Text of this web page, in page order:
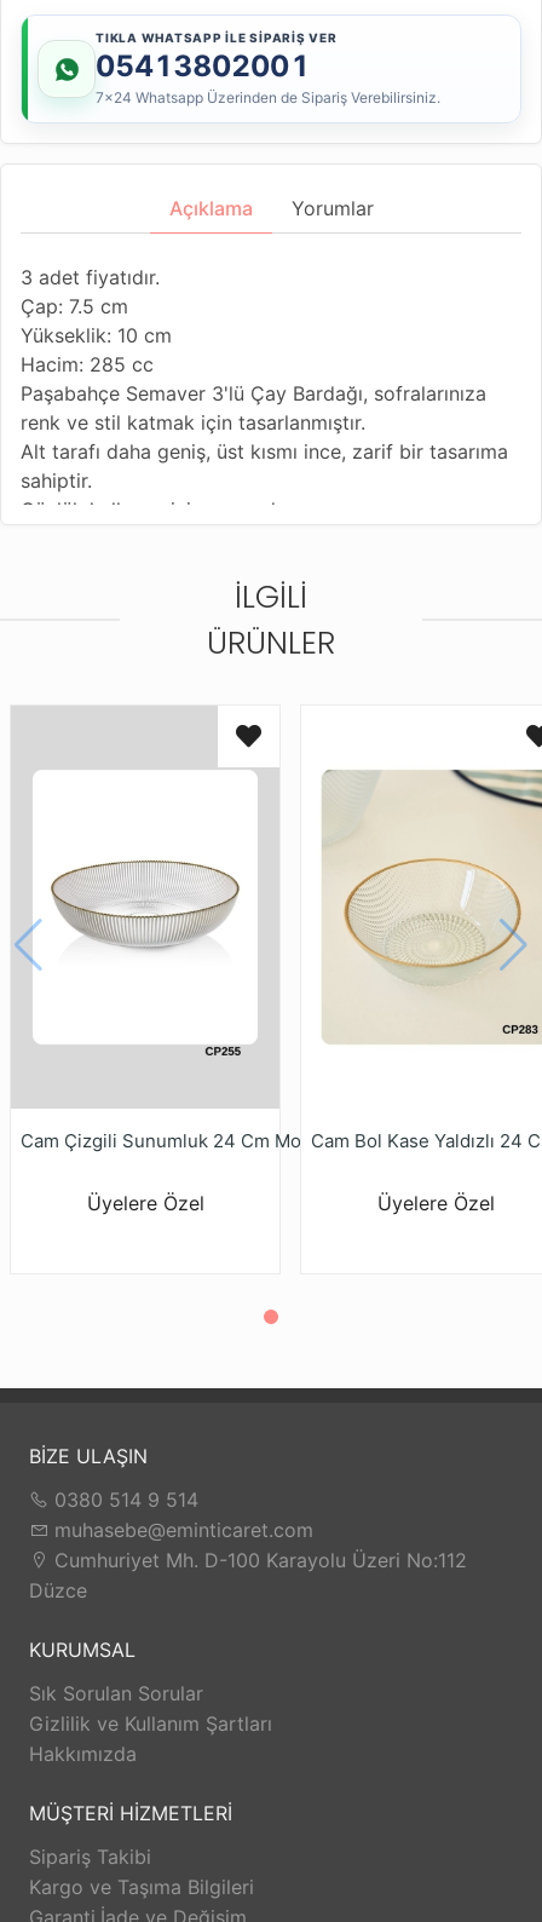
TIKLA WHATSAPP İLE SİPARİŞ VER
05413802001
7x24 Whatsapp Üzerinden de Sipariş Verebilirsiniz.
Açıklama Yorumlar
3 adet fiyatıdır.
Çap: 7.5 cm
Yükseklik: 10 cm
Hacim: 285 cc
Paşabahçe Semaver 3'lü Çay Bardağı, sofralarınıza
renk ve stil katmak için tasarlanmıştır.
Alt tarafı daha geniş, üst kısmı ince, zarif bir tasarıma
sahiptir.
Günlük kullanım için uygundur.
İLGILI
ÜRÜNLER
Cam Çizgili Sunumluk 24 Cm Mor153
Üyelere Özel
Cam Bol Kase Yaldızlı 24
Üyelere Özel
BİZE ULAŞIN
0380 514 9 514
muhasebe@eminticaret.com
Cumhuriyet Mh. D-100 Karayolu Üzeri No:112
Düzce
KURUMSAL
Sık Sorulan Sorular
Gizlilik ve Kullanım Şartları
Hakkımızda
MÜŞTERİ HİZMETLERİ
Sipariş Takibi
Kargo ve Taşıma Bilgileri